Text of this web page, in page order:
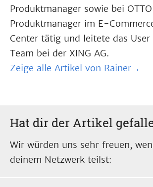
Produktmanager sowie bei
Produktmanager im E-
Center tätig und leitete das
Team bei der XING AG.
Zeige alle Artikel von Rainer→
Hat dir der Artikel
Wir würden uns sehr freuen,
deinem Netzwerk teilst: